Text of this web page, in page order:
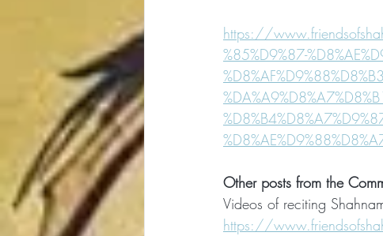
https://
%85%D9%87-
Other posts from the
Videos of reciting
https://